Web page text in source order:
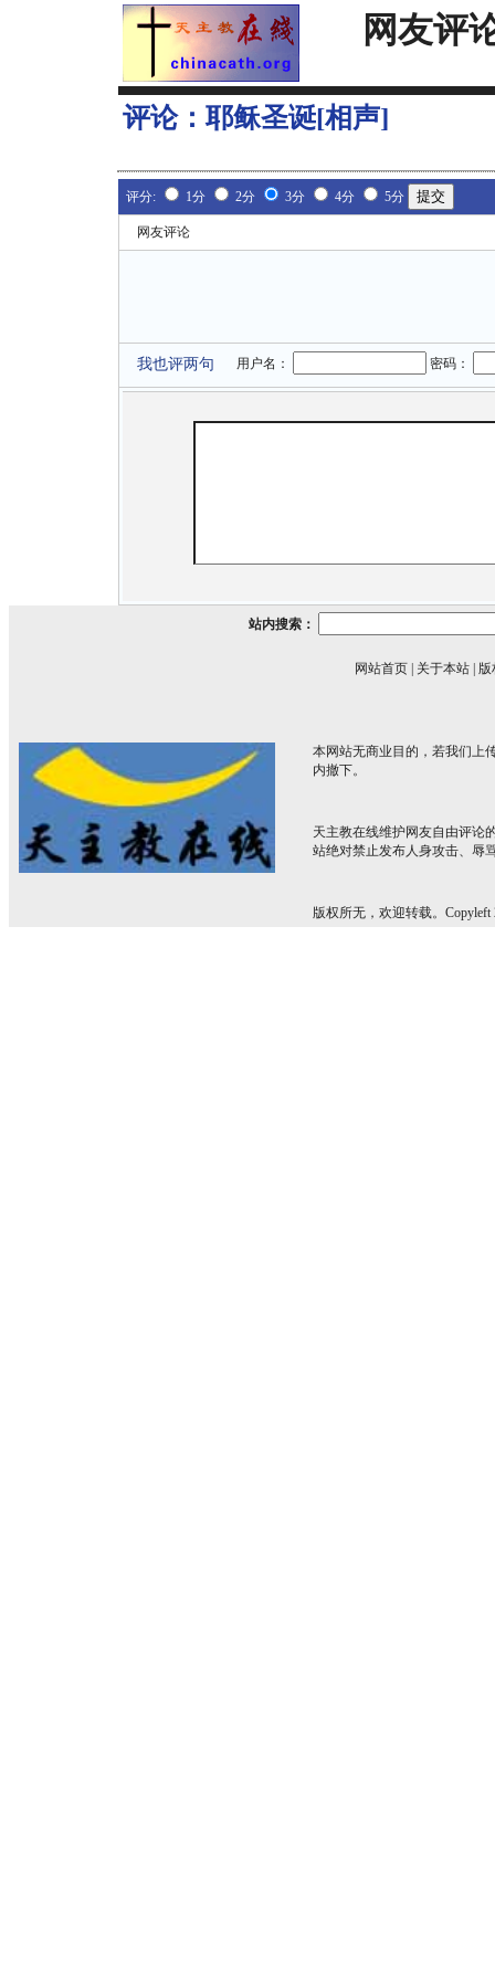
网友评
评论：耶稣圣诞[相声]
评分: 1分 2分 3分 4分 5分
网友评论
我也评两句 用户名： 密码：
站内搜索：
网站首页 关于本站 版
本网站无商业目的，若我们上
内撤下。
天主教在线维护网友自由评论
站绝对禁止发布人身攻击、辱
版权所无，欢迎转载。